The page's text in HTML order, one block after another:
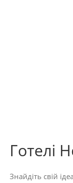
Готелі
Знайдіть свій